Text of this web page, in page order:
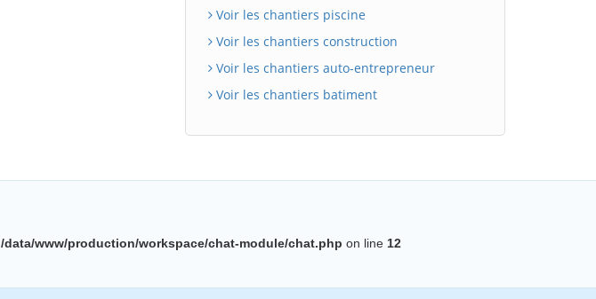
Voir les chantiers piscine
Voir les chantiers construction
Voir les chantiers auto-entrepreneur
Voir les chantiers batiment
/data/www/production/workspace/chat-module/chat.php on line 12
B
BatiWebPro